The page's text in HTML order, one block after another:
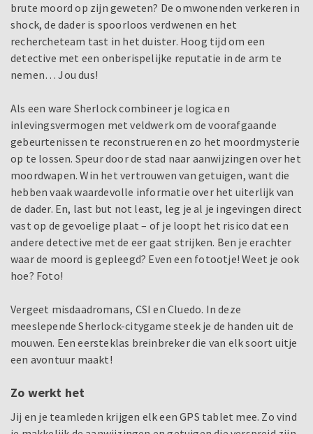
brute moord op zijn geweten? De omwonenden verkeren in
shock, de dader is spoorloos verdwenen en het
rechercheteam tast in het duister. Hoog tijd om een
detective met een onberispelijke reputatie in de arm te
nemen… Jou dus!
Als een ware Sherlock combineer je logica en
inlevingsvermogen met veldwerk om de voorafgaande
gebeurtenissen te reconstrueren en zo het moordmysterie
op te lossen. Speur door de stad naar aanwijzingen over het
moordwapen. Win het vertrouwen van getuigen, want die
hebben vaak waardevolle informatie over het uiterlijk van
de dader. En, last but not least, leg je al je ingevingen direct
vast op de gevoelige plaat – of je loopt het risico dat een
andere detective met de eer gaat strijken. Ben je erachter
waar de moord is gepleegd? Even een fotootje! Weet je ook
hoe? Foto!
Vergeet misdaadromans, CSI en Cluedo. In deze
meeslepende Sherlock-citygame steek je de handen uit de
mouwen. Een eersteklas breinbreker die van elk soort uitje
een avontuur maakt!
Zo werkt het
Jij en je teamleden krijgen elk een GPS tablet mee. Zo vind